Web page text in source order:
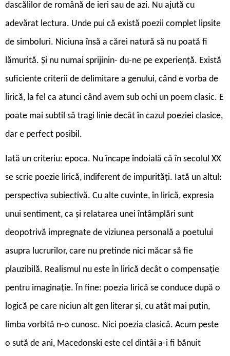
dascălilor de română de ieri sau de azi. Nu ajută cu
adevărat lectura. Unde pui că există poezii complet lipsite
de simboluri. Niciuna însă a cărei natură să nu poată fi
lămurită. Și nu numai sprijinin- du-ne pe experiență. Există
suficiente criterii de delimitare a genului, când e vorba de
lirică, la fel ca atunci când avem sub ochi un poem clasic. E
poate mai subtil să tragi linie decât în cazul poeziei clasice,
dar e perfect posibil.
Iată un criteriu: epoca. Nu încape îndoială că în secolul XX
se scrie poezie lirică, indiferent de impurități. Iată un altul:
perspectiva subiectivă. Cu alte cuvinte, în lirică, expresia
unui sentiment, ca și relatarea unei întâmplări sunt
deopotrivă impregnate de viziunea personală a poetului
asupra lucrurilor, care nu pretinde nici măcar să fie
plauzibilă. Realismul nu este în lirică decât o compensație
pentru imaginație. În fine: poezia lirică se conduce după o
logică pe care niciun alt gen literar și, cu atât mai puțin,
limba vorbită n-o cunosc. Nici poezia clasică. Acum peste
o sută de ani, Macedonski este cel dintâi a-i fi bănuit